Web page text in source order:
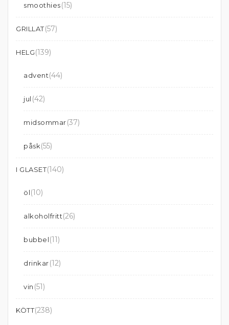
smoothies(15)
GRILLAT(57)
HELG(139)
advent(44)
jul (42)
midsommar(37)
påsk(55)
I GLASET(140)
öl(10)
alkoholfritt(26)
bubbel(11)
drinkar(12)
vin (51)
KÖTT(238)